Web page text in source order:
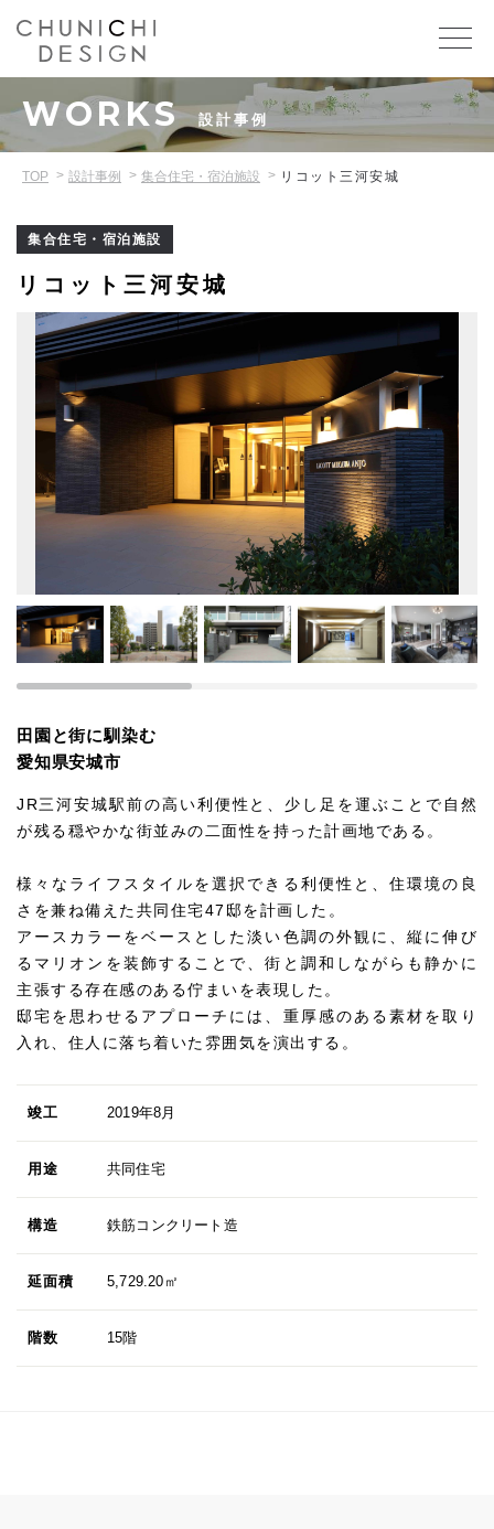
WORKS 設計事例
TOP 設計事例 集合住宅・宿泊施設 リコット三河安城
集合住宅・宿泊施設
リコット三河安城
田園と街に馴染む
愛知県安城市
JR三河安城駅前の高い利便性と、少し足を運ぶことで自然
が残る穏やかな街並みの二面性を持った計画地である。
様々なライフスタイルを選択できる利便性と、住環境の良
さを兼ね備えた共同住宅47邸を計画した。
アースカラーをベースとした淡い色調の外観に、縦に伸び
るマリオンを装飾することで、街と調和しながらも静かに
主張する存在感のある佇まいを表現した。
邸宅を思わせるアプローチには、重厚感のある素材を取り
入れ、住人に落ち着いた雰囲気を演出する。
竣工 2019年8月
用途 共同住宅
構造 鉄筋コンクリート造
延面積 5,729.20㎡
階数 15階